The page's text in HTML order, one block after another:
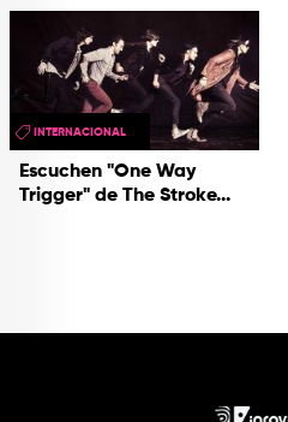
Escuchen "One Way
Trigger" de The Stroke...
INTERNACIONAL